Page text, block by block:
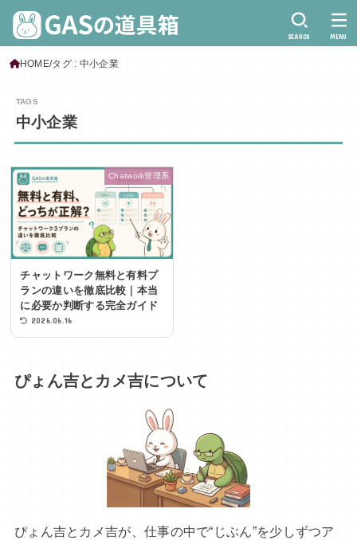
SEARCH MENU
HOME タグ : 中小企業
中小企業
Chatwork管理系
チャットワーク無料と有料プ
ランの違いを徹底比較｜本当
に必要か判断する完全ガイド
2026.06.16
ぴょん吉とカメ吉について
ぴょん吉とカメ吉が、仕事の中で“じぶん”を少しずつア